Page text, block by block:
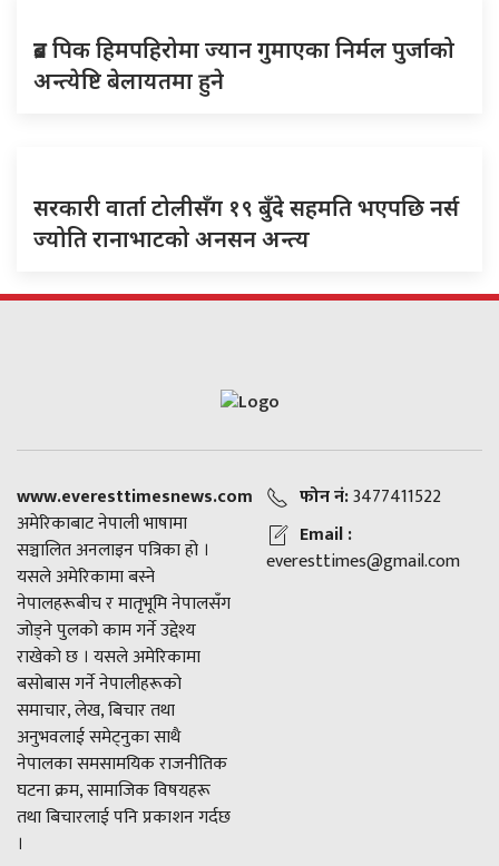
ब्रड पिक हिमपहिरोमा ज्यान गुमाएका निर्मल पुर्जाको
अन्त्येष्टि बेलायतमा हुने
सरकारी वार्ता टोलीसँग १९ बुँदे सहमति भएपछि नर्स
ज्योति रानाभाटको अनसन अन्त्य
www.everesttimesnews.com
अमेरिकाबाट नेपाली भाषामा
सञ्चालित अनलाइन पत्रिका हो ।
यसले अमेरिकामा बस्ने
नेपालहरूबीच र मातृभूमि नेपालसँग
जोड्ने पुलको काम गर्ने उद्देश्य
राखेको छ । यसले अमेरिकामा
बसोबास गर्ने नेपालीहरूको
समाचार, लेख, बिचार तथा
अनुभवलाई समेट्नुका साथै
नेपालका समसामयिक राजनीतिक
घटना क्रम, सामाजिक विषयहरू
तथा बिचारलाई पनि प्रकाशन गर्दछ
।
फोन नं:3477411522
Email :
everesttimes@gmail.com